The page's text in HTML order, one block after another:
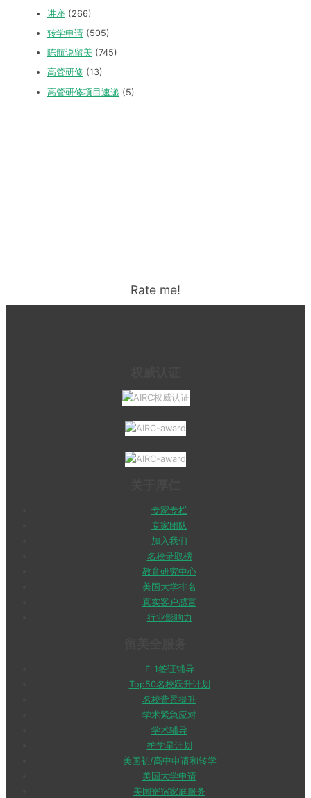
讲座 (266)
转学申请 (505)
陈航说留美 (745)
高管研修 (13)
高管研修项目速递 (5)
Rate me!
专家专栏
专家团队
加入我们
名校录取榜
教育研究中心
美国大学排名
真实客户感言
行业影响力
F-1签证辅导
Top50名校跃升计划
名校背景提升
学术紧急应对
学术辅导
护学星计划
美国初/高中申请和转学
美国大学申请
美国寄宿家庭服务